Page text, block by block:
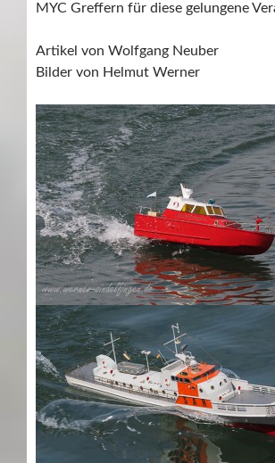
MYC Greffern für diese gelungene
Artikel von Wolfgang Neuber
Bilder von Helmut Werner